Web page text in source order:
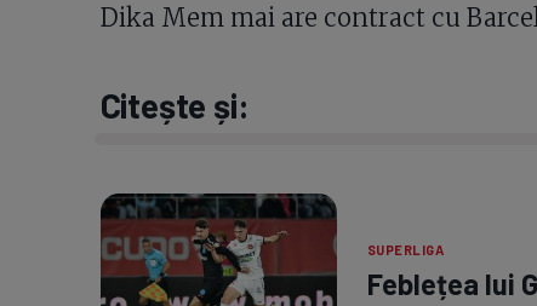
Dika Mem mai are contract cu
Citește și:
SUPERLIGA
Feblețea lui